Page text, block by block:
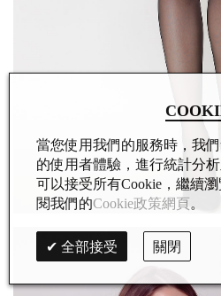
當您使用我們的服務時，我
的使用者體驗，進行統計分
可以接受所有Cookie，繼續
閱我們的Cookie政策網頁。
全部接受 關閉